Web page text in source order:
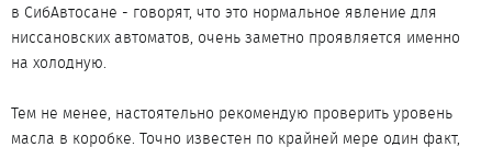
в СибАвтосане - говорят, что это нормальное явление для
ниссановских автоматов, очень заметно проявляется именно
на холодную.
Тем не менее, настоятельно рекомендую проверить уровень
масла в коробке. Точно известен по крайней мере один факт,